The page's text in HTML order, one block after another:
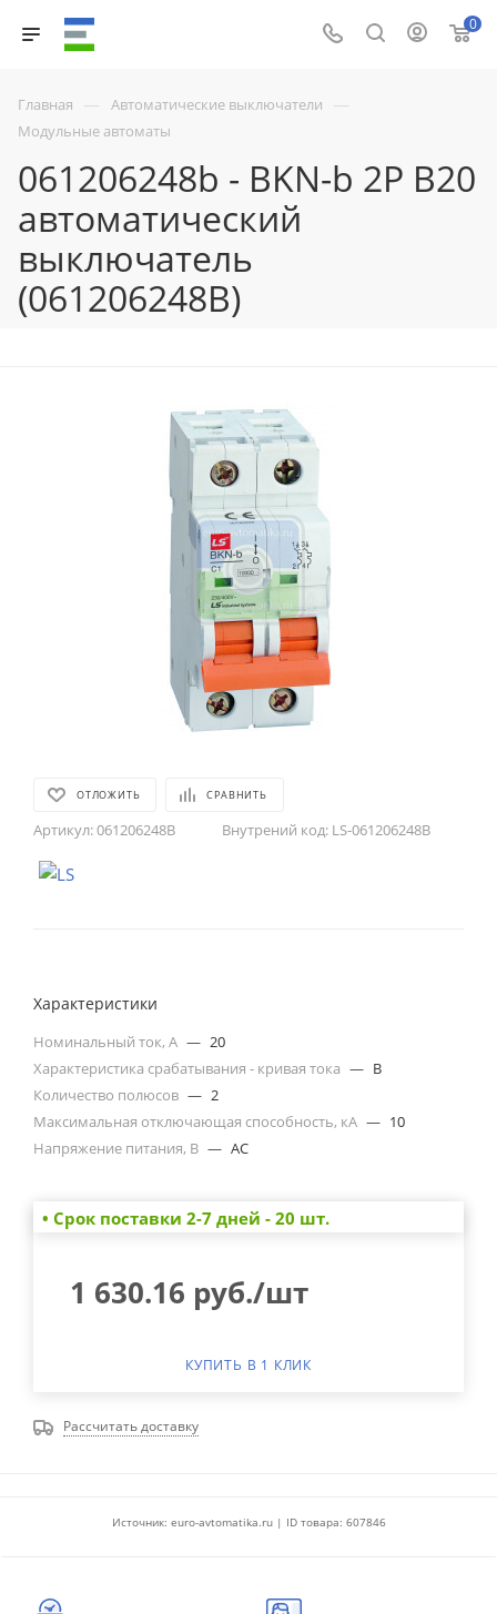
0
Главная — Автоматические выключатели —
Модульные автоматы
061206248b - BKN-b 2P B20
автоматический
выключатель
(061206248B)
ОТЛОЖИТЬ СРАВНИТЬ
Артикул:061206248B Внутрений код: LS-061206248B
Характеристики
Номинальный ток, А — 20
Характеристика срабатывания - кривая тока — B
Количество полюсов — 2
Максимальная отключающая способность, кА — 10
Напряжение питания, В — AC
• Cрок поставки 2-7 дней - 20 шт.
1 630.16 руб./шт
КУПИТЬ В 1 КЛИК
Рассчитать доставку
Источник: euro-avtomatika.ru | ID товара: 607846